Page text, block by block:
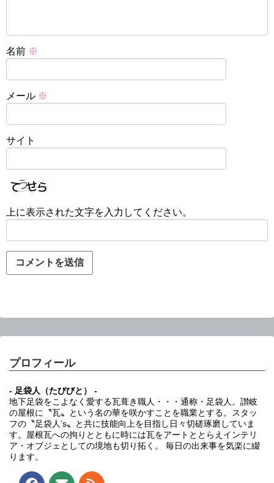
名前 ※
メール ※
サイト
上に表示された文字を入力してください。
プロフィール
- 足袋人（たびびと） -
地下足袋をこよなく愛する瓦葺き職人・・・通称・足袋人。讃岐
の屋根に〝瓦〟という名の華を咲かすことを職業とする。スタッ
フの〝足袋人’s〟と共に技能向上を目指し日々切磋琢磨していま
す。屋根瓦への拘りとともに時には瓦をアートととらえインテリ
ア・オブジェとしての境地も切り拓く。 毎日の出来事を気楽に綴
ります。